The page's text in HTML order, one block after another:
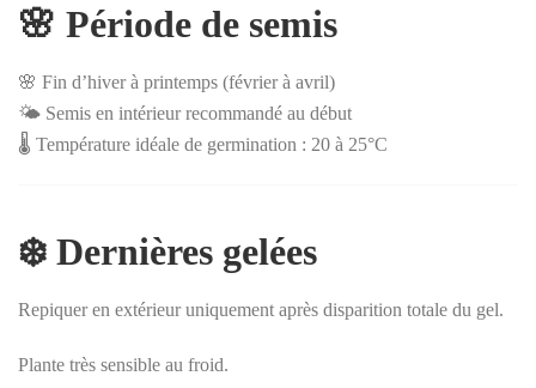
🌸 Période de semis
🌸 Fin d’hiver à printemps (février à avril)
🌤️ Semis en intérieur recommandé au début
🌡️ Température idéale de germination : 20 à 25°C
❄️ Dernières gelées
Repiquer en extérieur uniquement après disparition totale du gel.
Plante très sensible au froid.